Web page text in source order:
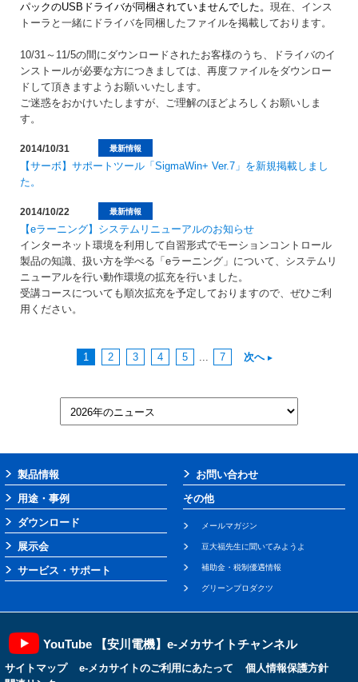
パックのUSBドライバが同梱されていませんでした。 現在、インス
トーラと一緒にドライバを同梱したファイルを掲載しております。
10/31～11/5の間にダウンロードされたお客様のうち、ドライバのイ
ンストールが必要な方につきましては、再度ファイルをダウンロー
ドして頂きますようお願いいたします。
ご迷惑をおかけいたしますが、ご理解のほどよろしくお願いしま
す。
最新情報
2014/10/31
【サーボ】サポートツール「SigmaWin+ Ver.7」を新規掲載しまし
た。
最新情報
2014/10/22
【eラーニング】システムリニューアルのお知らせ
インターネット環境を利用して自習形式でモーションコントロール
製品の知識、扱い方を学べる「eラーニング」について、システムリ
ニューアルを行い動作環境の拡充を行いました。
受講コースについても順次拡充を予定しておりますので、ぜひご利
用ください。
1 2 3 4 5 ... 7 次へ
製品情報
用途・事例
ダウンロード
展示会
サービス・サポート
お問い合わせ
その他
メールマガジン
豆大福先生に聞いてみようよ
補助金・税制優遇情報
グリーンプロダクツ
YouTube 【安川電機】e-メカサイトチャンネル
サイトマップ e-メカサイトのご利用にあたって
個人情報保護方針